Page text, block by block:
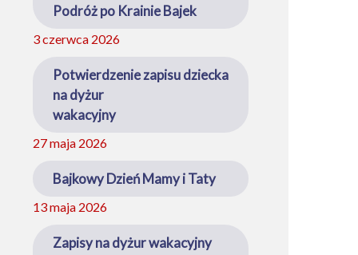
Podróż po Krainie Bajek
3 czerwca 2026
Potwierdzenie zapisu dziecka
na dyżur
wakacyjny
27 maja 2026
Bajkowy Dzień Mamy i Taty
13 maja 2026
Zapisy na dyżur wakacyjny